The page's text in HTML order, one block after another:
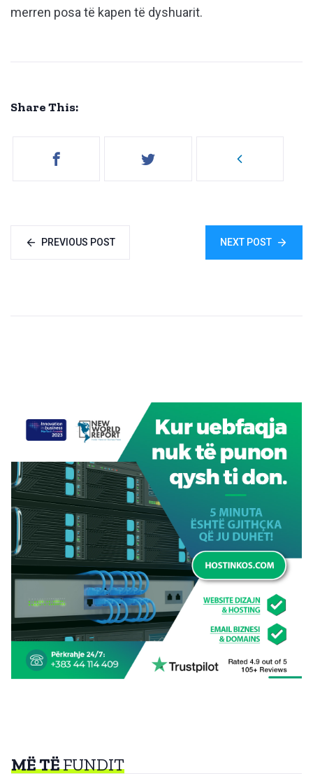
merren posa të kapen të dyshuarit.
Share This:
PREVIOUS POST NEXT POST
MË TËFUNDIT